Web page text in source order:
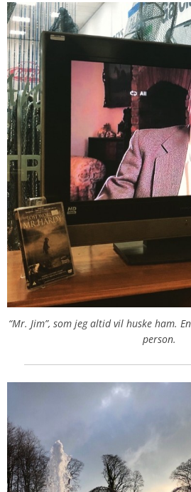
“Mr. Jim”, som jeg altid vil huske ham.
person.